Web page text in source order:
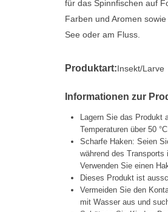
für das Spinnfischen auf
Farben und Aromen
See oder am Fluss.
Produktart:Insekt/Larve
Informationen zur
Lagern Sie das Produkt
Temperaturen über 50
Scharfe Haken: Seien
während des
Verwenden Sie einen
Dieses Produkt ist
Vermeiden Sie den
mit Wasser aus und